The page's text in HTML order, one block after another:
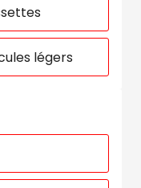
légers